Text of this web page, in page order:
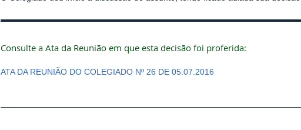
Consulte a Ata da Reunião em que esta decisão foi proferida:
ATA DA REUNIÃO DO COLEGIADO Nº 26 DE 05.07.2016